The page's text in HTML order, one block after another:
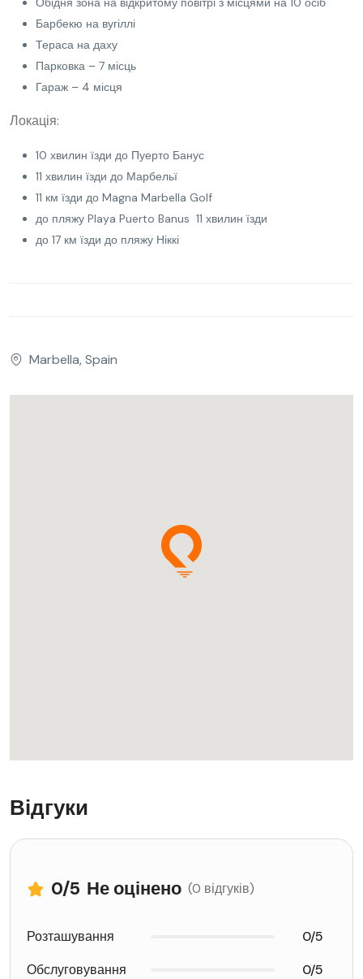
Барбекю на вугіллі
Тераса на даху
Парковка – 7 місць
Гараж – 4 місця
Локація:
10 хвилин їзди до Пуерто Банус
11 хвилин їзди до Марбельї
11 км їзди до Magna Marbella Golf
до пляжу Playa Puerto Banus 11 хвилин їзди
до 17 км їзди до пляжу Ніккі
Marbella, Spain
Відгуки
0/5 Не оцінено (0 відгуків)
Розташування
0/5
Обслуговування
0/5